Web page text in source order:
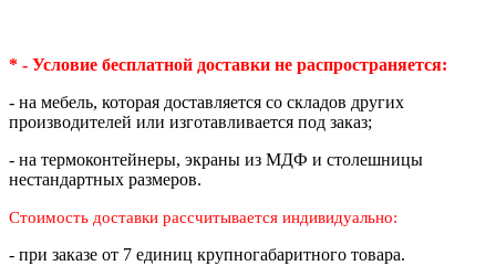
* - Условие бесплатной доставки не распространяется:
- на мебель, которая доставляется со складов других
производителей или изготавливается под заказ;
- на термоконтейнеры, экраны из МДФ и столешницы
нестандартных размеров.
Стоимость доставки рассчитывается индивидуально:
- при заказе от 7 единиц крупногабаритного товара.